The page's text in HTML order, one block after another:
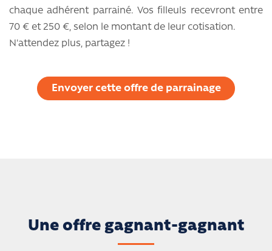
chaque adhérent parrainé. Vos filleuls recevront entre
70 € et 250 €, selon le montant de leur cotisation.
N'attendez plus, partagez !
Envoyer cette offre de parrainage
Une offre gagnant-gagnant